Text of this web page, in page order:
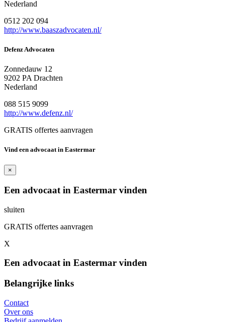
Nederland
0512 202 094
http://www.baaszadvocaten.nl/
Defenz Advocaten
Zonnedauw 12
9202 PA Drachten
Nederland
088 515 9099
http://www.defenz.nl/
GRATIS offertes aanvragen
Vind een advocaat in Eastermar
×
Een advocaat in Eastermar vinden
sluiten
GRATIS offertes aanvragen
X
Een advocaat in Eastermar vinden
Belangrijke links
Contact
Over ons